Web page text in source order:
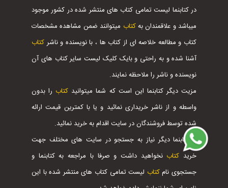
در کتابنما لیست تمامی کتاب های منتشر شده در کشور موجود
میباشد و علاقمندان بهکتاب میتوانند ضمن مشاهده مشخصات
کتاب و مطالعه خلاصه ای از کتاب ها ، با نویسنده و ناشرکتاب
آشنا شده و به راحتی و بایک کلیک لیست سایر کتاب های آن
نویسنده و ناشر را ملاحظه نمایند.
مزیت دیگر کتابنما این است که شما میتوانید کتاب را بدون
واسطه و از ناشر خریداری نمائید و یا با کمترین قیمت ارائه
شده توسط فروشندگان در سایت اقدام به خرید نمائید.
با کتابنما دیگر نیاز به جستجو در سایت های مختلف جهت
خرید کتابنخواهید داشت و صرفا با مراجعه به کتابنما و
جستجوی نامکتاب لیست تمامی کتاب های منتشر شده با این